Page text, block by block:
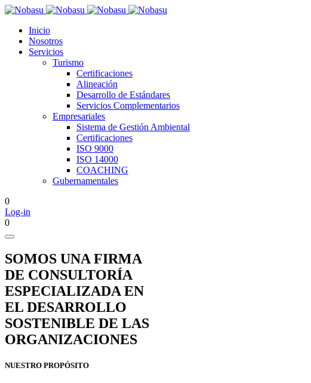
Inicio
Nosotros
Servicios
Turismo
Certificaciones
Alineación
Desarrollo de Estándares
Servicios Complementarios
Empresariales
Sistema de Gestión Ambiental
Certificaciones
ISO 9000
ISO 14000
COACHING
Gubernamentales
0
Log-in
0
SOMOS UNA FIRMA
DE CONSULTORÍA
ESPECIALIZADA EN
EL DESARROLLO
SOSTENIBLE DE LAS
ORGANIZACIONES
NUESTRO PROPÓSITO